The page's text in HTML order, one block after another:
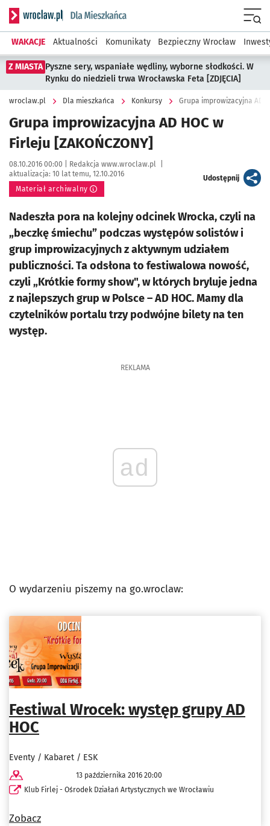
Serwis informacyjny wroclaw.pl podserwis: Dla mieszkańca
WAKACJE Aktualności Komunikaty Bezpieczny Wrocław
Z MIASTA Pyszne sery, wspaniałe wędliny, wyborne słodkości. W
Rynku do niedzieli trwa Wrocławska Feta [ZDJĘCIA]
wroclaw.pl Dla mieszkańca Konkursy Grupa improwizacyjna AD
Grupa improwizacyjna AD HOC w
Firleju [ZAKOŃCZONY]
Data publikacji:
08.10.2016 00:00 | Autor:
Redakcja www.wroclaw.pl
aktualizacja: 10 lat temu, 12.10.2016
Materiał archiwalny
Udostępnijartykuł
Nadeszła pora na kolejny odcinek Wrocka, czyli na
„beczkę śmiechu” podczas występów solistów i
grup improwizacyjnych z aktywnym udziałem
publiczności. Ta odsłona to festiwalowa nowość,
czyli „Krótkie formy show", w których bryluje jedna
z najlepszych grup w Polsce – AD HOC. Mamy dla
czytelników portalu trzy podwójne bilety na ten
występ.
REKLAMA
ad
O wydarzeniu piszemy na go.wroclaw:
Festiwal Wrocek: występ grupy AD
HOC
Eventy / Kabaret / ESK
13 października 2016 20:00
Klub Firlej - Ośrodek Działań Artystycznych we Wrocławiu
Zobacz